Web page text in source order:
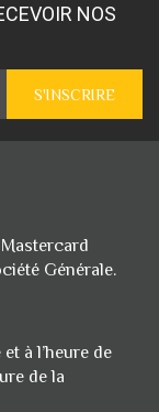
NOS
S'INSCRIRE
Générale.
à l’heure de
de la